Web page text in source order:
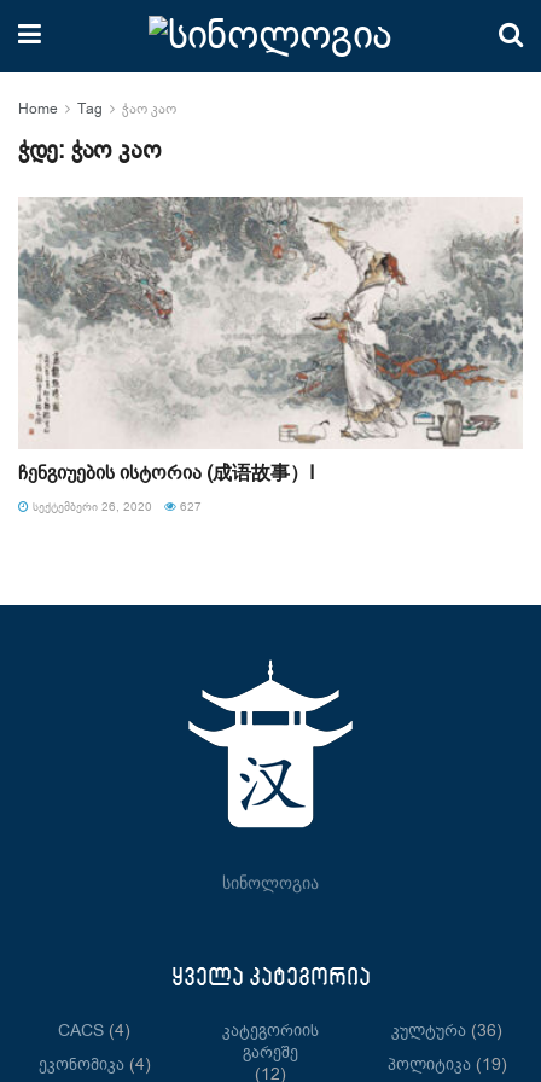
Home Tag ჭაო კაო
ჭდე: ჭაო კაო
ჩენგიუების ისტორია (成语故事）I
ᲡᲔᲥᲢᲔᲛᲑᲔᲠᲘ 26, 2020 627
სინოლოგია
ყველა კატეგორია
CACS (4)
Ეკონომიკა(4)
Კატეგორიის
Გარეშე
(12)
Კულტურა (36)
Პოლიტიკა(19)